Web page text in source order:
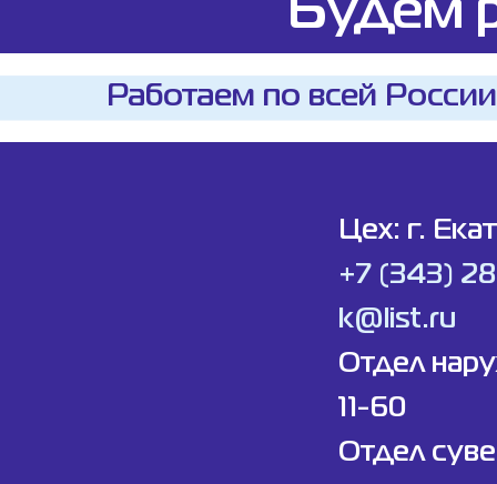
Будем
Работаем по всей
Цех: г.
+7 (343)
k@list.ru
Отдел
11-60
Отдел